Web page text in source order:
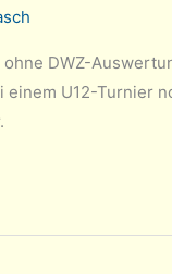
DWZ-
U12-Turnier